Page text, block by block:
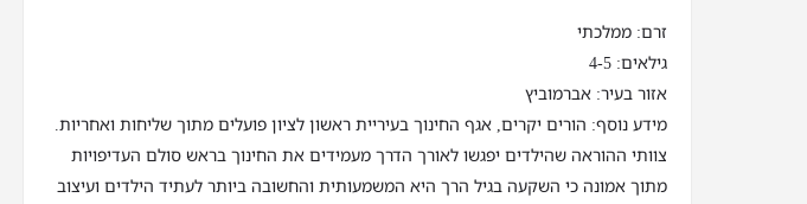
זרם: ממלכתי
גילאים: 4-5
אזור בעיר: אברמוביץ
מידע נוסף: הורים יקרים, אגף החינוך בעיריית ראשון לציון פועלים מתוך שליחות ואחריות.
צוותי ההוראה שהילדים יפגשו לאורך הדרך מעמידים את החינוך בראש סולם העדיפויות
מתוך אמונה כי השקעה בגיל הרך היא המשמעותית והחשובה ביותר לעתיד הילדים ועיצוב